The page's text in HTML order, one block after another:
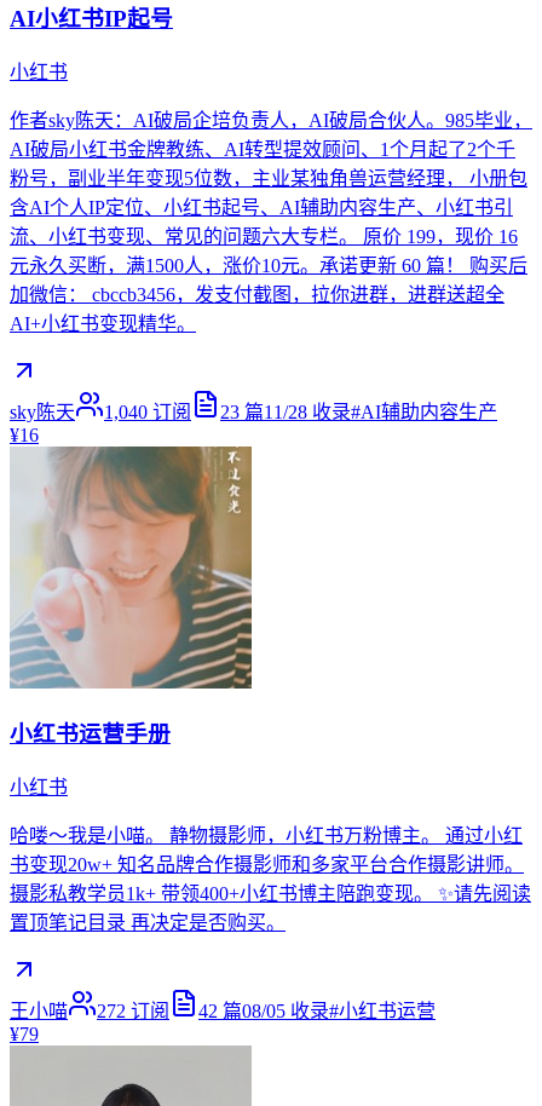
AI小红书IP起号
小红书
作者sky陈天：AI破局企培负责人，AI破局合伙人。985毕业，
AI破局小红书金牌教练、AI转型提效顾问、1个月起了2个千
粉号，副业半年变现5位数，主业某独角兽运营经理， 小册包
含AI个人IP定位、小红书起号、AI辅助内容生产、小红书引
流、小红书变现、常见的问题六大专栏。 原价 199，现价 16
元永久买断，满1500人，涨价10元。承诺更新 60 篇！ 购买后
加微信： cbccb3456，发支付截图，拉你进群，进群送超全
AI+小红书变现精华。
sky陈天 1,040 订阅 23 篇11/28 收录#AI辅助内容生产
¥16
小红书运营手册
小红书
哈喽～我是小喵。 静物摄影师，小红书万粉博主。 通过小红
书变现20w+ 知名品牌合作摄影师和多家平台合作摄影讲师。
摄影私教学员1k+ 带领400+小红书博主陪跑变现。 ✨请先阅读
置顶笔记目录 再决定是否购买。
王小喵 272 订阅 42 篇08/05 收录#小红书运营
¥79